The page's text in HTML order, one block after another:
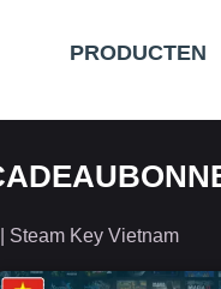
PRODUCTEN
Steam Key Vietnam